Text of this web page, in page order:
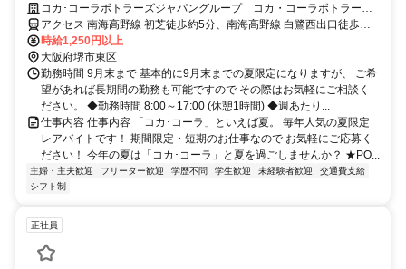
コカ･コーラボトラーズジャパングループ コカ・コーラボトラーズ
ジャパン株式会社【84807】
アクセス 南海高野線 初芝徒歩約5分、南海高野線 白鷺西出口徒歩約
15分、南海高野線 萩原天神徒歩約18分
時給1,250円以上
大阪府堺市東区
勤務時間 9月末まで 基本的に9月末までの夏限定になりますが、 ご希
望があれば長期間の勤務も可能ですので その際はお気軽にご相談く
ださい。 ◆勤務時間 8:00～17:00 (休憩1時間) ◆週あたり...
仕事内容 仕事内容 「コカ･コーラ」といえば夏。 毎年人気の夏限定
レアバイトです！ 期間限定・短期のお仕事なので お気軽にご応募く
ださい！ 今年の夏は「コカ･コーラ」と夏を過ごしませんか？ ★PO...
主婦・主夫歓迎 フリーター歓迎 学歴不問 学生歓迎 未経験者歓迎
交通費支給
シフト制
正社員